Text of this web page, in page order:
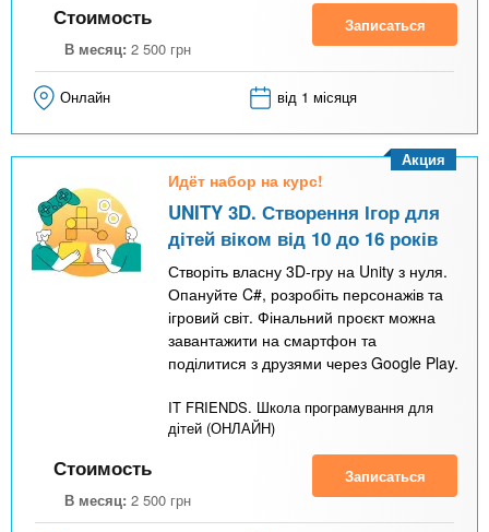
Стоимость
В месяц: 2 500 грн
Записаться
Онлайн від 1 місяця
Идёт набор на курс!
UNITY 3D. Створення Ігор для
дітей віком від 10 до 16 років
Створіть власну 3D-гру на Unity з нуля.
Опануйте C#, розробіть персонажів та
ігровий світ. Фінальний проєкт можна
завантажити на смартфон та
поділитися з друзями через Google Play.
IT FRIENDS. Школа програмування для
дітей (ОНЛАЙН)
Акция
Стоимость
В месяц: 2 500 грн
Записаться